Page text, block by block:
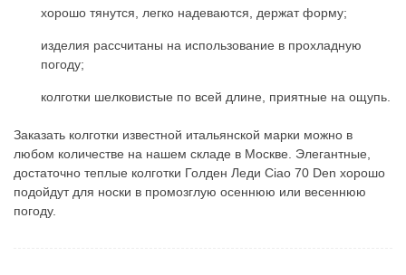
хорошо тянутся, легко надеваются, держат форму;
изделия рассчитаны на использование в прохладную
погоду;
колготки шелковистые по всей длине, приятные на ощупь.
Заказать колготки известной итальянской марки можно в
любом количестве на нашем складе в Москве. Элегантные,
достаточно теплые колготки Голден Леди Ciao 70 Den хорошо
подойдут для носки в промозглую осеннюю или весеннюю
погоду.